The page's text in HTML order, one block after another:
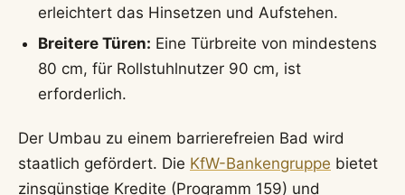
erleichtert das Hinsetzen und Aufstehen.
Breitere Türen: Eine Türbreite von mindestens
80 cm, für Rollstuhlnutzer 90 cm, ist
erforderlich.
Der Umbau zu einem barrierefreien Bad wird
staatlich gefördert. Die KfW-Bankengruppe bietet
zinsgünstige Kredite (Programm 159) und